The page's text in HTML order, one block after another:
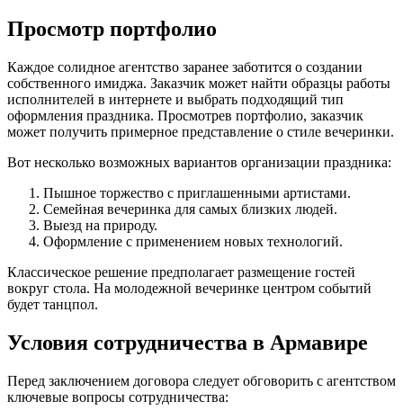
Просмотр портфолио
Каждое солидное агентство заранее заботится о создании
собственного имиджа. Заказчик может найти образцы работы
исполнителей в интернете и выбрать подходящий тип
оформления праздника. Просмотрев портфолио, заказчик
может получить примерное представление о стиле вечеринки.
Вот несколько возможных вариантов организации праздника:
Пышное торжество с приглашенными артистами.
Семейная вечеринка для самых близких людей.
Выезд на природу.
Оформление с применением новых технологий.
Классическое решение предполагает размещение гостей
вокруг стола. На молодежной вечеринке центром событий
будет танцпол.
Условия сотрудничества в Армавире
Перед заключением договора следует обговорить с агентством
ключевые вопросы сотрудничества: